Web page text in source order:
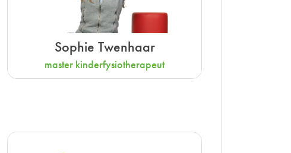
Sophie Twenhaar
master kinderfysiotherapeut